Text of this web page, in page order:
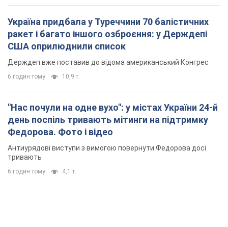
Україна придбала у Туреччини 70 балістичних
ракет і багато іншого озброєння: у Держдепі
США оприлюднили список
Держдеп вже поставив до відома американський Конгрес
6 годин тому 10,9 т.
"Нас почули на одне вухо": у містах України 24-й
день поспіль тривають мітинги на підтримку
Федорова. Фото і відео
Антиурядові виступи з вимогою повернути Федорова досі
тривають
6 годин тому 4,1 т.